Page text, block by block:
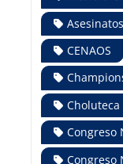
CENAOS
Choluteca
Congreso
Congreso